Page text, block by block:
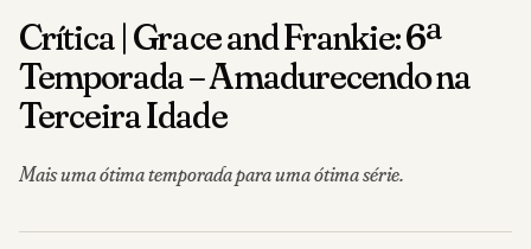
Crítica | Grace and Frankie: 6ª
Temporada – Amadurecendo na
Terceira Idade
Mais uma ótima temporada para uma ótima série.